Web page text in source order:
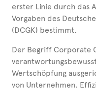
erster Linie durch das
Vorgaben des
(DCGK) bestimmt.
Der Begriff Corporate
Wertschöpfung
von Unternehmen.